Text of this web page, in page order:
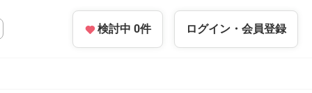
検討中 0件 ログイン・ 会員登録